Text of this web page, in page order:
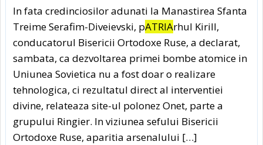
In fata credinciosilor adunati la Manastirea Sfanta
Treime Serafim-Diveievski, pATRIArhul Kirill,
conducatorul Bisericii Ortodoxe Ruse, a declarat,
sambata, ca dezvoltarea primei bombe atomice in
Uniunea Sovietica nu a fost doar o realizare
tehnologica, ci rezultatul direct al interventiei
divine, relateaza site-ul polonez Onet, parte a
grupului Ringier. In viziunea sefului Bisericii
Ortodoxe Ruse, aparitia arsenalului […]